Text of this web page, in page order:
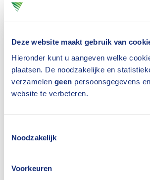
Deze website maakt gebruik van
Hieronder kunt u aangeven welke
plaatsen. De noodzakelijke en
verzamelen geen persoonsgegevens
website te verbeteren.
Noodzakelijk
Voorkeuren
kabinet niet kan beperken. Maar
langetermijneffecten door te
de klimaatstrategie natuurlijk
vraag hoe we over vijftien jaar de
organiseren en financieren, hoe we
infrastructuur voor de
ambtenaren getraind